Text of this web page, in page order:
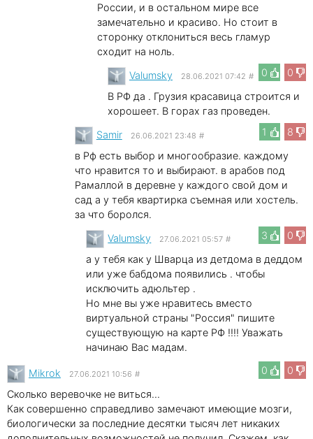
России, и в остальном мире все
замечательно и красиво. Но стоит в
сторонку отклониться весь гламур
сходит на ноль.
0
0
Valumsky 28.06.2021 07:42 #
В РФ да . Грузия красавица строится и
хорошеет. В горах газ проведен.
1
8
Samir 26.06.2021 23:48 #
в Рф есть выбор и многообразие. каждому
что нравится то и выбирают. в арабов под
Рамаллой в деревне у каждого свой дом и
сад а у тебя квартирка съемная или хостель.
за что боролся.
3
0
Valumsky 27.06.2021 05:57 #
а у тебя как у Шварца из детдома в деддом
или уже бабдома появились . чтобы
исключить адюльтер .
Но мне вы уже нравитесь вместо
виртуальной страны "Россия" пишите
существующую на карте РФ !!!! Уважать
начинаю Вас мадам.
0
0
Mikrok 27.06.2021 10:56 #
Сколько веревочке не виться...
Как совершенно справедливо замечают имеющие мозги,
биологически за последние десятки тысяч лет никаких